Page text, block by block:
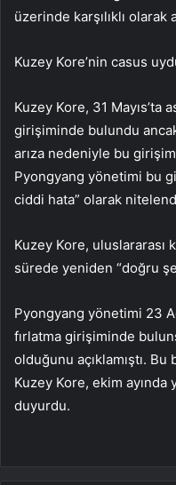
üzerinde karşılıklı olarak
Kuzey Kore’nin casus
Kuzey Kore, 31 Mayıs’ta
girişiminde bulundu
arıza nedeniyle bu girişim
Pyongyang yönetimi bu
ciddi hata” olarak
Kuzey Kore, uluslararası
sürede yeniden “doğru
Pyongyang yönetimi 23
fırlatma girişiminde
olduğunu açıklamıştı. Bu
Kuzey Kore, ekim ayında
duyurdu.